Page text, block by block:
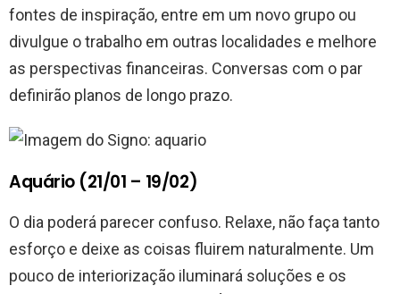
fontes de inspiração, entre em um novo grupo ou
divulgue o trabalho em outras localidades e melhore
as perspectivas financeiras. Conversas com o par
definirão planos de longo prazo.
Aquário (21/01 – 19/02)
O dia poderá parecer confuso. Relaxe, não faça tanto
esforço e deixe as coisas fluirem naturalmente. Um
pouco de interiorização iluminará soluções e os